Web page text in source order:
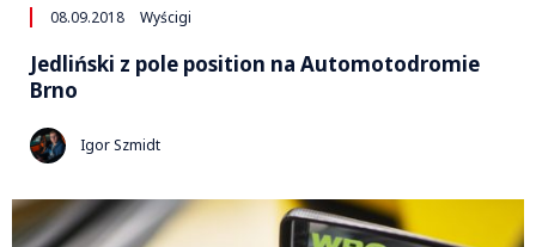
08.09.2018 Wyścigi
Jedliński z pole position na Automotodromie
Brno
Igor Szmidt